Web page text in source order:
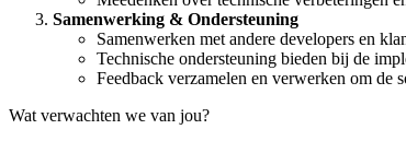
Samenwerking & Ondersteuning
Samenwerken met andere developers en
Technische ondersteuning bieden bij de
Feedback verzamelen en verwerken om de
Wat verwachten we van jou?